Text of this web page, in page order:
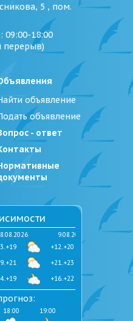
5 , пом.
: 09:00-18:00
перерыв)
объявление
объявление
- ответ
8.08.2026
9.08.2026
+12..+20
+21..+23
+16..+22
18:00 19:00 20:00